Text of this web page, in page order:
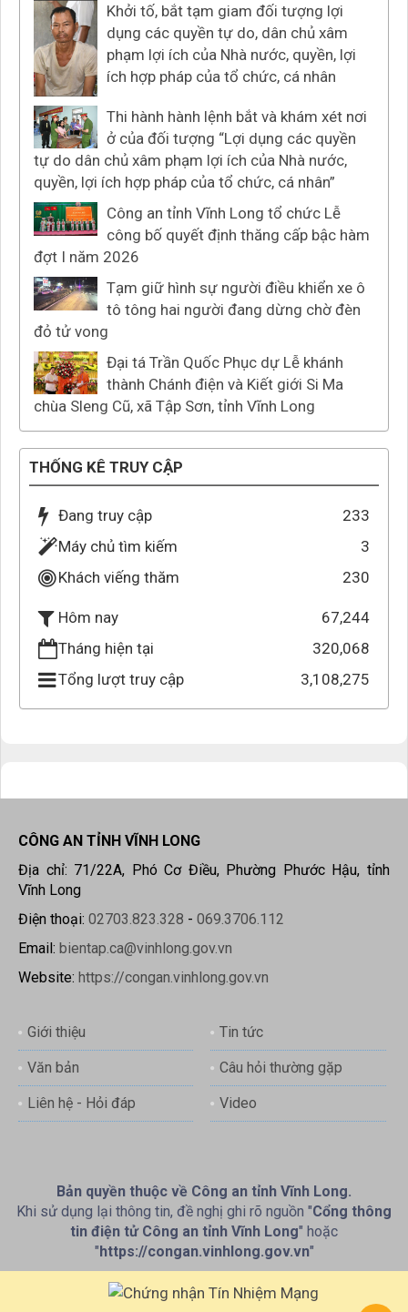
Khởi tố, bắt tạm giam đối tượng lợi
dụng các quyền tự do, dân chủ xâm
phạm lợi ích của Nhà nước, quyền, lợi
ích hợp pháp của tổ chức, cá nhân
Thi hành hành lệnh bắt và khám xét nơi
ở của đối tượng “Lợi dụng các quyền
tự do dân chủ xâm phạm lợi ích của Nhà nước,
quyền, lợi ích hợp pháp của tổ chức, cá nhân”
Công an tỉnh Vĩnh Long tổ chức Lễ
công bố quyết định thăng cấp bậc hàm
đợt I năm 2026
Tạm giữ hình sự người điều khiển xe ô
tô tông hai người đang dừng chờ đèn
đỏ tử vong
Đại tá Trần Quốc Phục dự Lễ khánh
thành Chánh điện và Kiết giới Si Ma
chùa Sleng Cũ, xã Tập Sơn, tỉnh Vĩnh Long
THỐNG KÊ TRUY CẬP
Đang truy cập
233
Máy chủ tìm kiếm
3
Khách viếng thăm
230
Hôm nay
67,244
Tháng hiện tại
320,068
Tổng lượt truy cập
3,108,275
CÔNG AN TỈNH VĨNH LONG
Địa chỉ: 71/22A, Phó Cơ Điều, Phường Phước Hậu, tỉnh
Vĩnh Long
Điện thoại: 02703.823.328 - 069.3706.112
Email: bientap.ca@vinhlong.gov.vn
Website: https://congan.vinhlong.gov.vn
Giới thiệu Tin tức
Văn bản Câu hỏi thường gặp
Liên hệ - Hỏi đáp Video
Bản quyền thuộc về Công an tỉnh Vĩnh Long.
Khi sử dụng lại thông tin, đề nghị ghi rõ nguồn "Cổng thông
tin điện tử Công an tỉnh Vĩnh Long" hoặc
"https://congan.vinhlong.gov.vn"